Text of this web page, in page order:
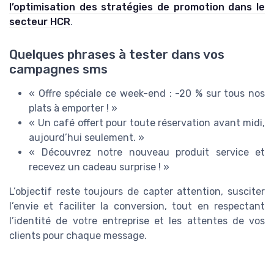
l’optimisation des stratégies de promotion dans le
secteur HCR.
Quelques phrases à tester dans vos
campagnes sms
« Offre spéciale ce week-end : -20 % sur tous nos
plats à emporter ! »
« Un café offert pour toute réservation avant midi,
aujourd’hui seulement. »
« Découvrez notre nouveau produit service et
recevez un cadeau surprise ! »
L’objectif reste toujours de capter attention, susciter
l’envie et faciliter la conversion, tout en respectant
l’identité de votre entreprise et les attentes de vos
clients pour chaque message.